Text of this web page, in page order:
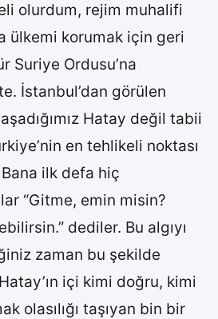
olurdum, rejim muhalifi
ülkemi korumak için geri
Suriye Ordusu’na
İstanbul’dan görülen
Hatay değil tabii
en tehlikeli noktası
ilk defa hiç
“Gitme, emin misin?
dediler. Bu algıyı
zaman bu şekilde
içi kimi doğru, kimi
olasılığı taşıyan bin bir